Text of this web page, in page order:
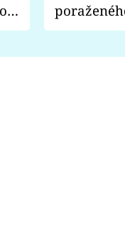
chce